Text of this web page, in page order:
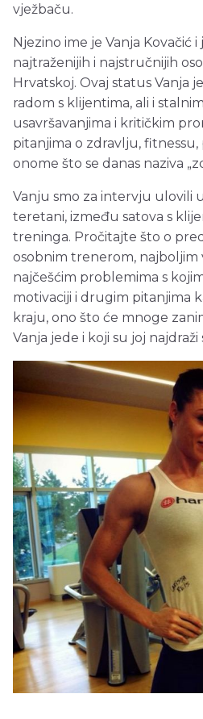
vježbaču.
Njezino ime je Vanja Kovačić i
najtraženijih i najstručnijih
Hrvatskoj. Ovaj status Vanja
radom s klijentima, ali i
usavršavanjima i kritičkim
pitanjima o zdravlju,
onome što se danas naziva
Vanju smo za intervju ulovili
teretani, između satova s
treninga. Pročitajte što o
osobnim trenerom, najboljim
najčešćim problemima s
motivaciji i drugim pitanjima
kraju, ono što će mnoge
Vanja jede i koji su joj najdraži